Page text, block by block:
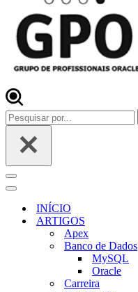
Pesquisar
por...
Menu
de
navegação
Menu
navegaçãoINÍCIO
ARTIGOS
Apex
Banco de Dados
MySQL
Oracle
Carreira